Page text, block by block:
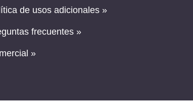
de usos adicionales »
frecuentes »
»